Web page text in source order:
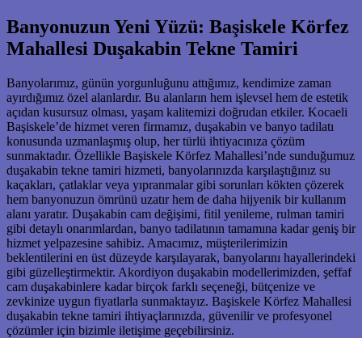
Banyonuzun Yeni Yüzü: Başiskele Körfez
Mahallesi Duşakabin Tekne Tamiri
Banyolarımız, günün yorgunluğunu attığımız, kendimize zaman
ayırdığımız özel alanlardır. Bu alanların hem işlevsel hem de estetik
açıdan kusursuz olması, yaşam kalitemizi doğrudan etkiler. Kocaeli
Başiskele’de hizmet veren firmamız, duşakabin ve banyo tadilatı
konusunda uzmanlaşmış olup, her türlü ihtiyacınıza çözüm
sunmaktadır. Özellikle Başiskele Körfez Mahallesi’nde sunduğumuz
duşakabin tekne tamiri hizmeti, banyolarınızda karşılaştığınız su
kaçakları, çatlaklar veya yıpranmalar gibi sorunları kökten çözerek
hem banyonuzun ömrünü uzatır hem de daha hijyenik bir kullanım
alanı yaratır. Duşakabin cam değişimi, fitil yenileme, rulman tamiri
gibi detaylı onarımlardan, banyo tadilatının tamamına kadar geniş bir
hizmet yelpazesine sahibiz. Amacımız, müşterilerimizin
beklentilerini en üst düzeyde karşılayarak, banyolarını hayallerindeki
gibi güzelleştirmektir. Akordiyon duşakabin modellerimizden, şeffaf
cam duşakabinlere kadar birçok farklı seçeneği, bütçenize ve
zevkinize uygun fiyatlarla sunmaktayız. Başiskele Körfez Mahallesi
duşakabin tekne tamiri ihtiyaçlarınızda, güvenilir ve profesyonel
çözümler için bizimle iletişime geçebilirsiniz.